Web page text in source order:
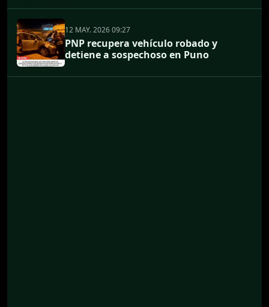
12 MAY. 2026 09:27
PNP recupera vehículo robado y
detiene a sospechoso en Puno